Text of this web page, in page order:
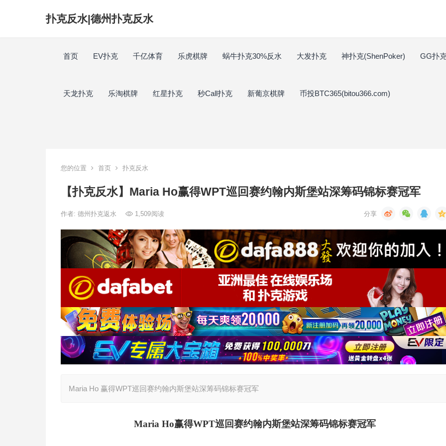
扑克反水|德州扑克反水
首页 EV扑克 千亿体育 乐虎棋牌 蜗牛扑克30%反水 大发扑克 神扑克(ShenPoker) GG扑
天龙扑克 乐淘棋牌 红星扑克 秒Call扑克 新葡京棋牌 币投BTC365(bitou366.com)
您的位置 首页 扑克反水
【扑克反水】​Maria Ho赢得WPT巡回赛约翰内斯堡站深筹码锦标赛冠军
作者: 德州扑克返水 1,509阅读
Maria Ho 赢得WPT巡回赛约翰内斯堡站深筹码锦标赛冠军
Maria Ho赢得WPT巡回赛约翰内斯堡站深筹码锦标赛冠军